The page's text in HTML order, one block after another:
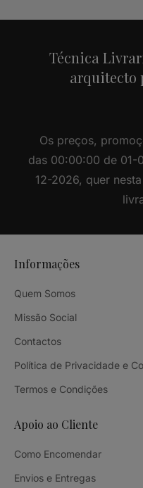
Técnica
arquitecto
Os preços,
das 00:00:00 de 01-
12-2026, quer
Informações
Quem Somos
Missão Social
Contactos
Política de Privacidade e
Termos e Condições
Apoio ao Cliente
Como Encomendar
Envios e Entregas